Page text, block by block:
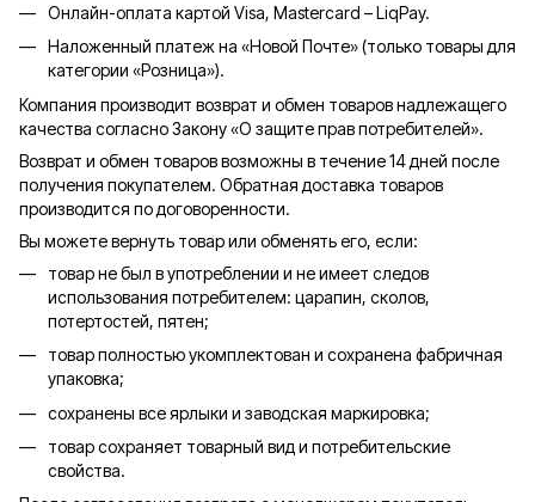
Онлайн-оплата картой Visa, Mastercard – LiqPay.
Наложенный платеж на «Новой Почте» (только товары для
категории «Розница»).
Компания производит возврат и обмен товаров надлежащего
качества согласно Закону «О защите прав потребителей».
Возврат и обмен товаров возможны в течение 14 дней после
получения покупателем. Обратная доставка товаров
производится по договоренности.
Вы можете вернуть товар или обменять его, если:
товар не был в употреблении и не имеет следов
использования потребителем: царапин, сколов,
потертостей, пятен;
товар полностью укомплектован и сохранена фабричная
упаковка;
сохранены все ярлыки и заводская маркировка;
товар сохраняет товарный вид и потребительские
свойства.